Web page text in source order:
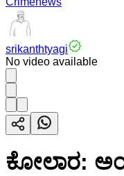
srikanthtyagi
No video available
ಕೋಲಾರ: